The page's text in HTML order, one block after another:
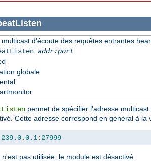
multicast d'écoute des requêtes entrantes
addr:port
globale
permet de spécifier l'adresse
Cette adresse correspond en général à la
239.0.0.1: 27999
pas utilisée, le module est désactivé.